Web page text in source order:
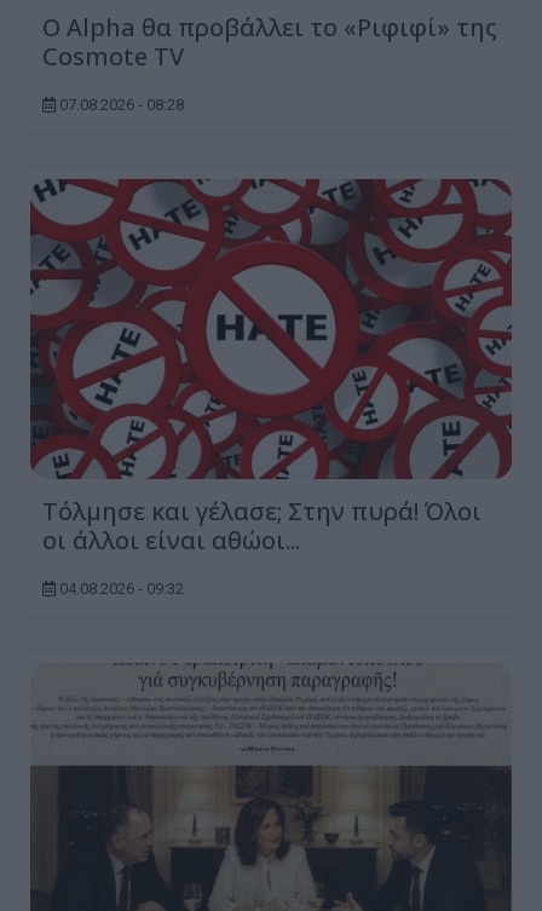
Ο Alpha θα προβάλλει το «Ριφιφί» της
Cosmote TV
07.08.2026 - 08:28
Τόλμησε και γέλασε; Στην πυρά! Όλοι
οι άλλοι είναι αθώοι...
04.08.2026 - 09:32